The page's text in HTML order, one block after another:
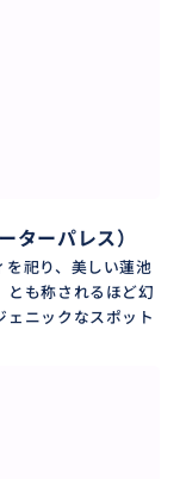
ターパレス）
を祀り、美しい蓮池
とも称されるほど幻
ェニックなスポット